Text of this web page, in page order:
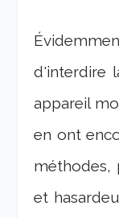
d'interdire
appareil
en ont
méthodes,
et